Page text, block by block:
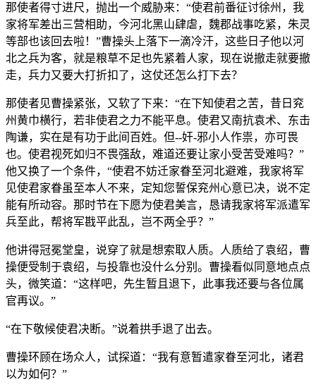
那使者得寸进尺，抛出一个威胁来：“使君前番征讨徐州，我
家将军差出三营相助，今河北黑山肆虐，魏郡战事吃紧，朱灵
等部也该回去啦！”曹操头上落下一滴冷汗，这些日子他以河
北之兵为客，就是粮草不足也先紧着人家，现在说撤走就要撤
走，兵力又要大打折扣了，这仗还怎么打下去？
那使者见曹操紧张，又软了下来：“在下知使君之苦，昔日兖
州黄巾横行，若非使君之力不能平息。使君又南抗袁术、东击
陶谦，实在是有功于此间百姓。但--奸-邪小人作祟，亦可畏
也。使君视死如归不畏强敌，难道还要让家小受苦受难吗？”
他又换了一个条件，“使君不妨迁家眷至河北避难，我家将军
见使君家眷虽至本人不来，定知您誓保兖州心意已决，说不定
能有所动容。那时节在下愿为使君美言，恳请我家将军派遣军
兵至此，帮将军戡平此乱，岂不两全乎？”
他讲得冠冕堂皇，说穿了就是想索取人质。人质给了袁绍，曹
操便受制于袁绍，与投靠也没什么分别。曹操看似同意地点点
头，微笑道：“这样吧，先生暂且退下，此事我还要与各位属
官再议。”
“在下敬候使君决断。”说着拱手退了出去。
曹操环顾在场众人，试探道：“我有意暂遣家眷至河北，诸君
以为如何？”